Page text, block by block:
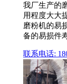
我厂生产的
用程度大大
磨粉机的易
备的易损件
联系电话: